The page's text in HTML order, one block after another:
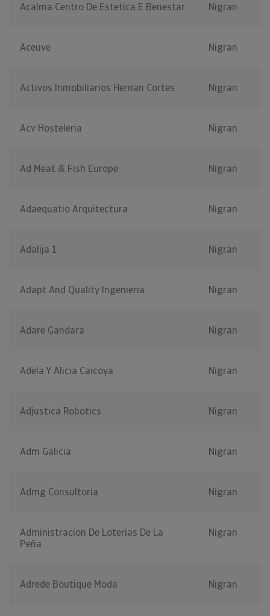
Acalma Centro De Estetica E Benestar Nigran
Aceuve Nigran
Activos Inmobiliarios Hernan Cortes Nigran
Acv Hosteleria Nigran
Ad Meat & Fish Europe Nigran
Adaequatio Arquitectura Nigran
Adalija 1 Nigran
Adapt And Quality Ingenieria Nigran
Adare Gandara Nigran
Adela Y Alicia Caicoya Nigran
Adjustica Robotics Nigran
Adm Galicia Nigran
Admg Consultoria Nigran
Administracion De Loterias De La
Peña
Nigran
Adrede Boutique Moda Nigran